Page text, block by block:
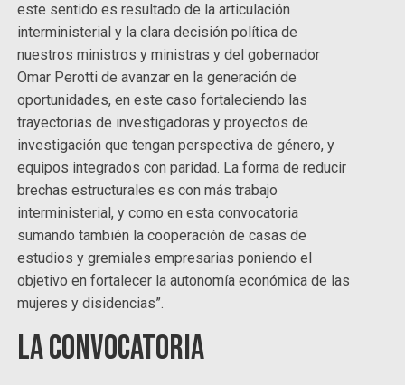
este sentido es resultado de la articulación
interministerial y la clara decisión política de
nuestros ministros y ministras y del gobernador
Omar Perotti de avanzar en la generación de
oportunidades, en este caso fortaleciendo las
trayectorias de investigadoras y proyectos de
investigación que tengan perspectiva de género, y
equipos integrados con paridad. La forma de reducir
brechas estructurales es con más trabajo
interministerial, y como en esta convocatoria
sumando también la cooperación de casas de
estudios y gremiales empresarias poniendo el
objetivo en fortalecer la autonomía económica de las
mujeres y disidencias”.
La convocatoria